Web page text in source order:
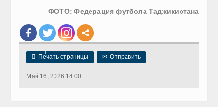
ФОТО: Федерация футбола Таджикистана
 Печать страницы ✉ Отправить
Май 16, 2026 14:00